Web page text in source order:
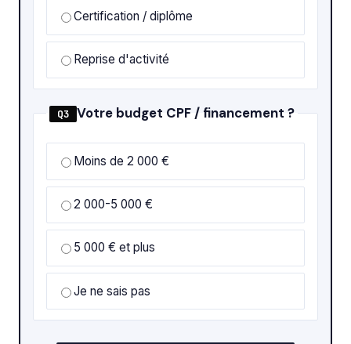
Certification / diplôme
Reprise d'activité
Q3 Votre budget CPF / financement ?
Moins de 2 000 €
2 000-5 000 €
5 000 € et plus
Je ne sais pas